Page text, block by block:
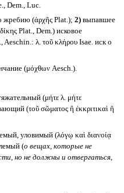
Dem., Luc.
жребию (ἀρχῆς Plat.); 2)выпавшее
Plat., Dem.) исковое
Aeschin.: λ. τοῦ κλήρου Isae. иск о
(μόχθων Aesch.).
(μήτε λ. μήτε
(τοῦ σῶματος ἢ ἐκκριτικαὶ ἢ
уловимый (λόγῳ καὶ διανοίᾳ
(о вещах, которые не
но не должны и отвергаться,